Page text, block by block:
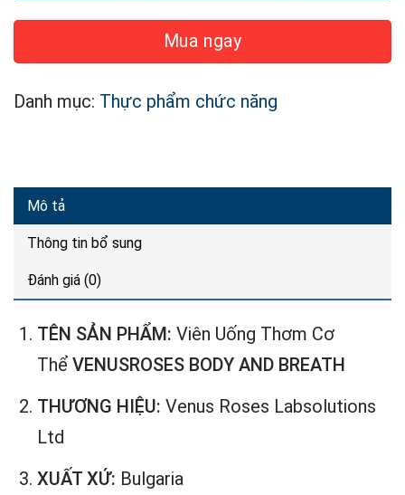
Mua ngay
Danh mục: Thực phẩm chức năng
Mô tả
Thông tin bổ sung
Đánh giá (0)
TÊN SẢN PHẨM: Viên Uống Thơm Cơ
Thể VENUSROSES BODY AND BREATH
THƯƠNG HIỆU: Venus Roses Labsolutions
Ltd
XUẤT XỨ: Bulgaria